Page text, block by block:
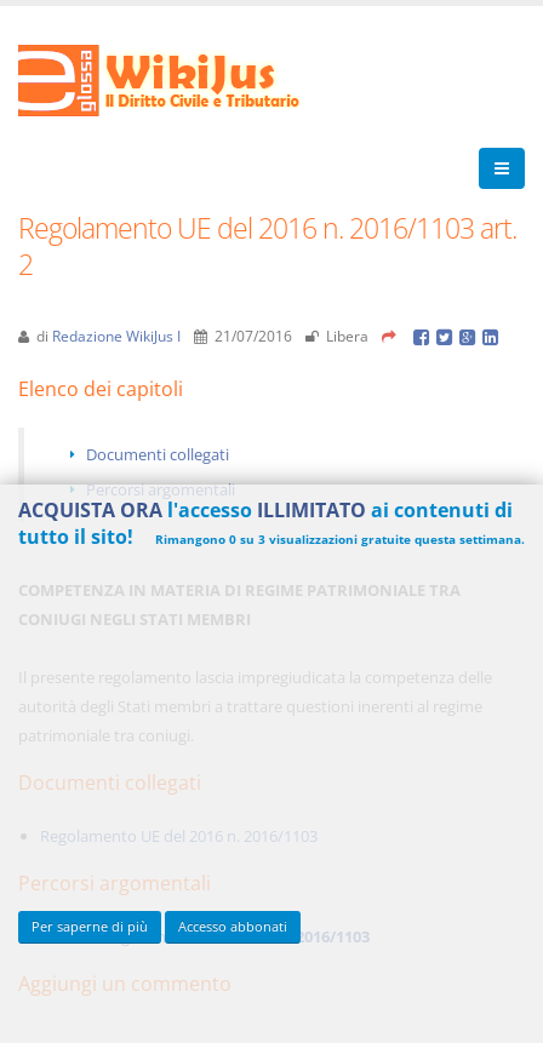
Regolamento UE del 2016 n. 2016/1103 art.
2
di Redazione WikiJus I 21/07/2016 Libera
Elenco dei capitoli
Documenti collegati
Percorsi argomentali
COMPETENZA IN MATERIA DI REGIME PATRIMONIALE TRA
CONIUGI NEGLI STATI MEMBRI
Il presente regolamento lascia impregiudicata la competenza delle
autorità degli Stati membri a trattare questioni inerenti al regime
patrimoniale tra coniugi.
Documenti collegati
Regolamento UE del 2016 n. 2016/1103
Percorsi argomentali
LEGGI Regolamento UE 2016 2016/1103
Aggiungi un commento
ACQUISTA ORA l'accesso ILLIMITATO ai contenuti di
tutto il sito!
Rimangono 0 su 3 visualizzazioni gratuite questa settimana.
anziché risparmi il 21%!
Acquista ora
Per saperne di più Accesso abbonati